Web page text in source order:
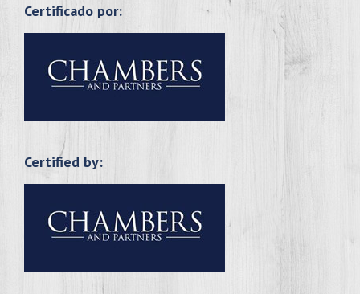
Certificado por:
Certified by: